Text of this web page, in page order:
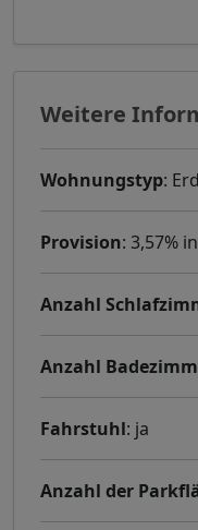
Weitere
Wohnungstyp:
Provision: 3,57%
Anzahl
Anzahl
Fahrstuhl: ja
Anzahl der